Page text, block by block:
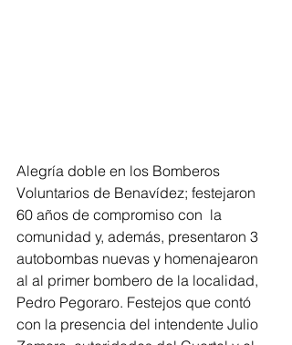
Alegría doble en los Bomberos
Voluntarios de Benavídez; festejaron
60 años de compromiso con  la
comunidad y, además, presentaron 3
autobombas nuevas y homenajearon
al al primer bombero de la localidad,
Pedro Pegoraro. Festejos que contó
con la presencia del intendente Julio